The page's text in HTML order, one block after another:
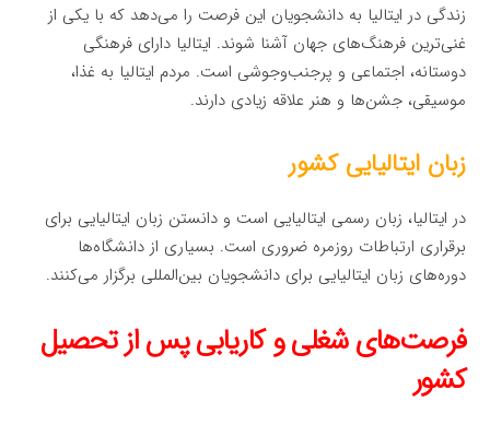
زندگی در ایتالیا به دانشجویان این فرصت را می‌دهد که با یکی از
غنی‌ترین فرهنگ‌های جهان آشنا شوند. ایتالیا دارای فرهنگی
دوستانه، اجتماعی و پرجنب‌وجوشی است. مردم ایتالیا به غذا،
موسیقی، جشن‌ها و هنر علاقه زیادی دارند.
زبان ایتالیایی کشور
در ایتالیا، زبان رسمی ایتالیایی است و دانستن زبان ایتالیایی برای
برقراری ارتباطات روزمره ضروری است. بسیاری از دانشگاه‌ها
دوره‌های زبان ایتالیایی برای دانشجویان بین‌المللی برگزار می‌کنند.
فرصت‌های شغلی و کاریابی پس از تحصیل
کشور